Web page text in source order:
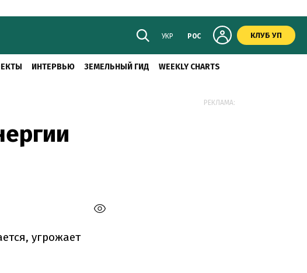
УКР РОС КЛУБ УП
ИНТЕРВЬЮ ЗЕМЕЛЬНЫЙ ГИД WEEKLY CHARTS
угрожает
РЕКЛАМА: